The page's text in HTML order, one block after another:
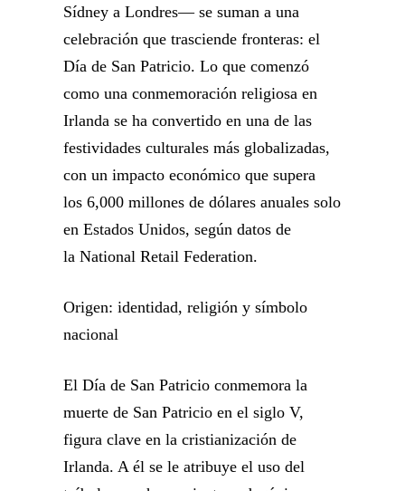
Sídney a Londres— se suman a una
celebración que trasciende fronteras: el
Día de San Patricio. Lo que comenzó
como una conmemoración religiosa en
Irlanda se ha convertido en una de las
festividades culturales más globalizadas,
con un impacto económico que supera
los 6,000 millones de dólares anuales solo
en Estados Unidos, según datos de
la National Retail Federation.
Origen: identidad, religión y símbolo
nacional
El Día de San Patricio conmemora la
muerte de San Patricio en el siglo V,
figura clave en la cristianización de
Irlanda. A él se le atribuye el uso del